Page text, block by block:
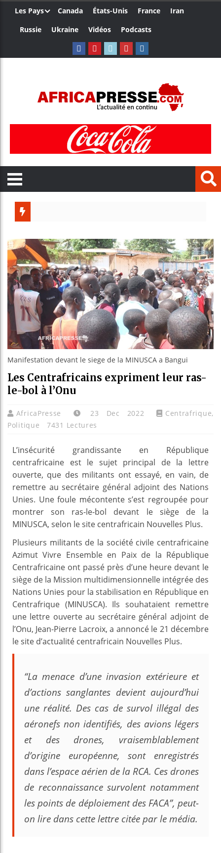
Les Pays Canada États-Unis France
Iran
Russie
Ukraine Vidéos Podcasts
Côte
Tunisie :
Ceuta :
Manifestation devant le siege de la MINUSCA a Bangui
Les Centrafricains expriment leur ras-
le-bol à l’Onu
AfricaPresse 23 Dec 2022 Centrafrique,
Politique
7431 Lectures
L’insécurité grandissante en République
centrafricaine est le sujet principal de la lettre
ouverte, que des militants ont essayé, en vain, de
remettre au secrétaire général adjoint des Nations
Unies. Une foule mécontente s’est regroupée pour
montrer son ras-le-bol devant le siège de la
MINUSCA, selon le site centrafricain Nouvelles Plus.
Plusieurs militants de la société civile centrafricaine
Azimut Vivre Ensemble en Paix de la République
Centrafricaine ont passé près d’une heure devant le
siège de la Mission multidimensionnelle intégrée des
Nations Unies pour la stabilisation en République en
Centrafrique (MINUSCA). Ils souhataient remettre
une lettre ouverte au secrétaire général adjoint de
l’Onu, Jean-Pierre Lacroix, a annoncé le 21 décembre
le site d’actualité centrafricain Nouvelles Plus.
“La menace d’une invasion extérieure et
d’actions sanglantes devient aujourd’hui
une réalité. Des cas de survol illégal des
aéronefs non identifiés, des avions légers
et des drones, vraisemblablement
d’origine européenne, sont enregistrés
dans l’espace aérien de la RCA. Ces drones
de reconnaissance survolent notamment
les points de déploiement des FACA”, peut-
on lire dans cette lettre citée par le média.